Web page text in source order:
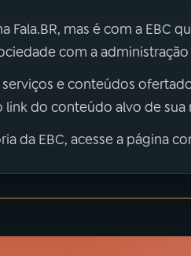
mas é com a EBC
com a
e conteúdos
do conteúdo alvo de sua
da EBC, acesse a página